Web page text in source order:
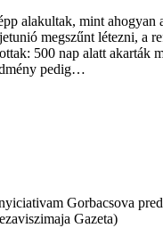
alakultak, mint ahogyan
megszűnt létezni, a
500 nap alatt akarták
pedig…
Gorbacsova
Gazeta)